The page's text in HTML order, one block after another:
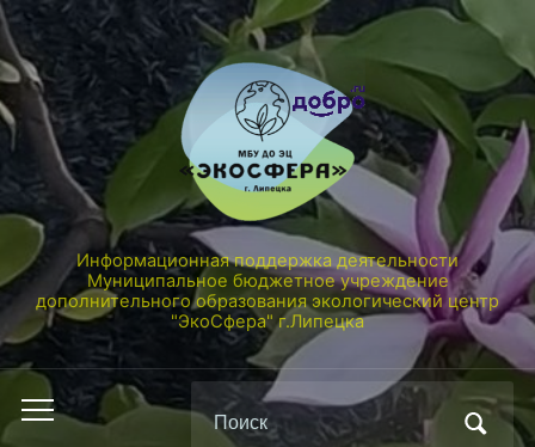
Информационная поддержка деятельности
Муниципальное бюджетное учреждение
дополнительного образования экологический центр
"ЭкоСфера" г.Липецка
Переключить
Поиск
по: